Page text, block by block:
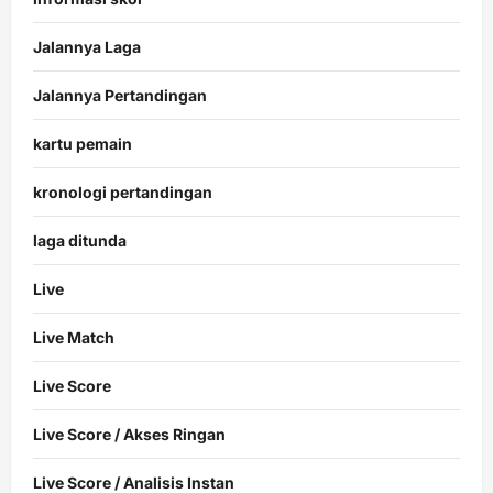
Jalannya Laga
Jalannya Pertandingan
kartu pemain
kronologi pertandingan
laga ditunda
Live
Live Match
Live Score
Live Score / Akses Ringan
Live Score / Analisis Instan